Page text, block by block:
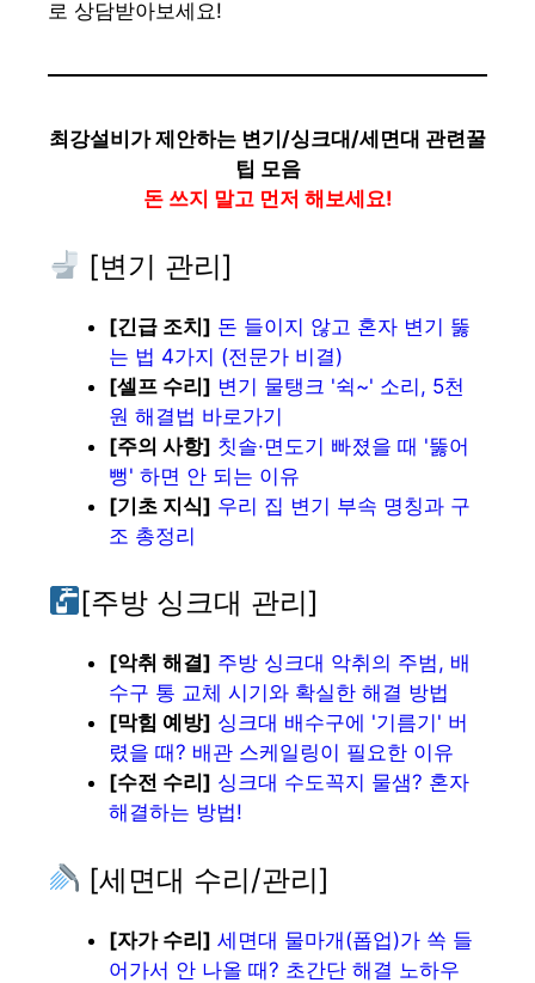
로 상담받아보세요!
최강설비가 제안하는 변기/싱크대/세면대 관련꿀
팁 모음
돈 쓰지 말고 먼저 해보세요!
[변기 관리]
[긴급 조치] 돈 들이지 않고 혼자 변기 뚫
는 법 4가지 (전문가 비결)
[셀프 수리] 변기 물탱크 '쉭~' 소리, 5천
원 해결법 바로가기
[주의 사항] 칫솔·면도기 빠졌을 때 '뚫어
뻥' 하면 안 되는 이유
[기초 지식] 우리 집 변기 부속 명칭과 구
조 총정리
[주방 싱크대 관리]
[악취 해결] 주방 싱크대 악취의 주범, 배
수구 통 교체 시기와 확실한 해결 방법
[막힘 예방] 싱크대 배수구에 '기름기' 버
렸을 때? 배관 스케일링이 필요한 이유
[수전 수리] 싱크대 수도꼭지 물샘? 혼자
해결하는 방법!
[세면대 수리/관리]
[자가 수리] 세면대 물마개(폽업)가 쏙 들
어가서 안 나올 때? 초간단 해결 노하우